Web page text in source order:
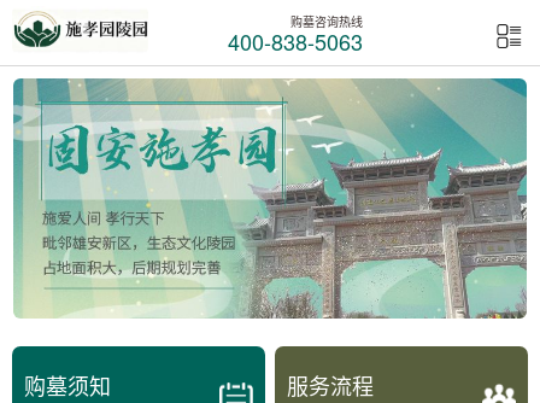
购墓咨询热线
400-838-5063
购墓须知 服务流程